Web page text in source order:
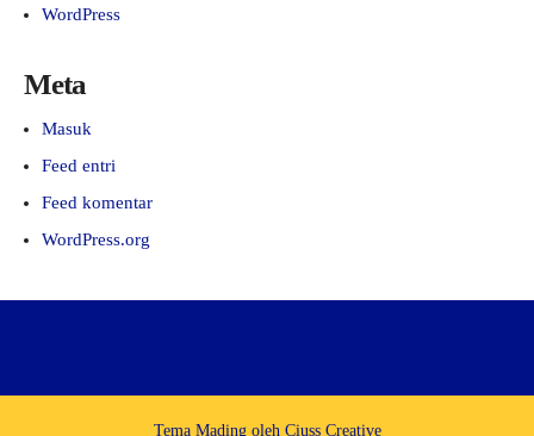
WordPress
Meta
Masuk
Feed entri
Feed komentar
WordPress.org
Tema Mading oleh Ciuss Creative